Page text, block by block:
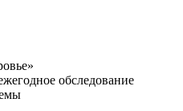
обследование